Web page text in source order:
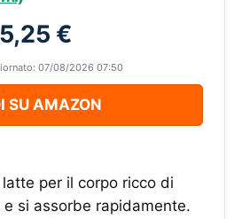
5,25 €
07/08/2026 07:50
SU AMAZON
per il corpo ricco di
e si assorbe rapidamente.